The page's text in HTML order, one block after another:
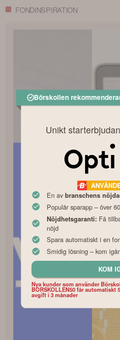
FONDINSPIRATION
Börskollen
Unikt
En av branschens
Populär sparapp – över
Nöjdhetsgaranti: Få
nöjd
Spara automatiskt i en
Smidig lösning – kom
KOM
Nya kunder som använder
BORSKOLLEN50 får automatiskt
avgift i 3 månader